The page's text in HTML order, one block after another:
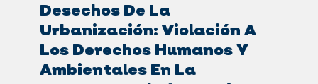
Desechos De La
Urbanización: Violación A
Los Derechos Humanos Y
Ambientales En La